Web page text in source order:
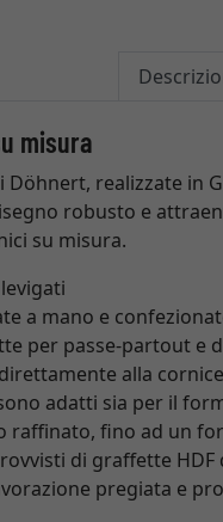
misura
realizzate in
robusto e
su misura.
a mano e
per passe-partout e
alla
adatti sia per il
raffinato, fino ad un
di graffette HDF
pregiata e